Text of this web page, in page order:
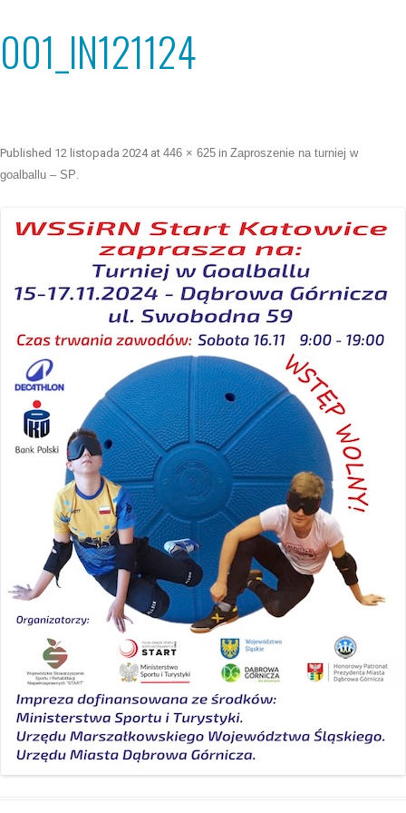
001_IN121124
Published 12 listopada 2024at 446 × 625 in Zaproszenie na turniej w
goalballu – SP.